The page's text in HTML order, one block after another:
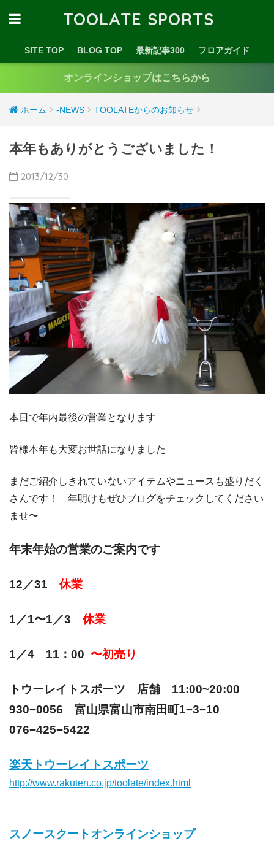
TOOLATE SPORTS
SITE TOP BLOG TOP 最新記事300 フロアガイド
オンラインショップはこちらから
ホーム -NEWS TOOLATEからのお知らせ
本年もありがとうございました！
2013/12/30
本日で年内最後の営業となります
皆様本年も大変お世話になりました
まだご紹介しきれていないアイテムやニュースも盛りだく
さんです！ 年明けもぜひブログをチェックしてください
ませ〜
年末年始の営業のご案内です
12／31 休業
1／1〜1／3 休業
1／4 11：00 〜初売り
トウーレイトスポーツ 店舗 11:00~20:00
930−0056 富山県富山市南田町1−3−10
076−425−5422
楽天トウーレイトスポーツ
http://www.rakuten.co.jp/toolate/index.html
スノースクートオンラインショップ